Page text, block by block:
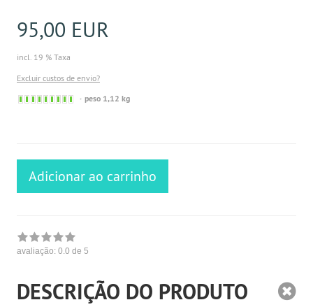
95,00 EUR
incl. 19 % Taxa
Excluir custos de envio?
Sofort
peso 1,12 kg
Adicionar ao carrinho
avaliação: 0.0 de 5
DESCRIÇÃO DO PRODUTO